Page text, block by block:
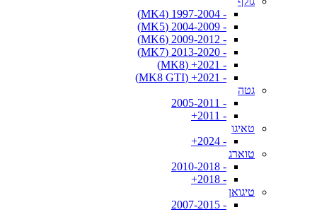
- 1997-2004 (MK4)
- 2004-2009 (MK5)
- 2009-2012 (MK6)
- 2013-2020 (MK7)
- 2021+ (MK8)
- 2021+ (MK8 GTI)
גטה
- 2005-2011
- 2011+
טאיגו
- 2024+
טוארג
- 2010-2018
- 2018+
טיגואן
- 2007-2015